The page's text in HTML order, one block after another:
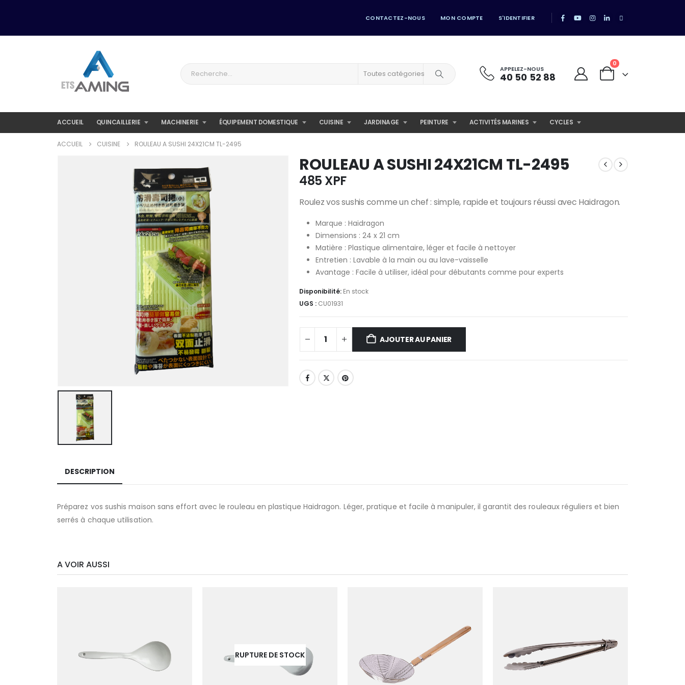
CONTACTEZ-NOUS MON COMPTE S'IDENTIFIER
Toutes catégories APPELEZ-NOUS
40 50 52 88
0
ACCUEIL QUINCAILLERIE MACHINERIE ÉQUIPEMENT DOMESTIQUE CUISINE JARDINAGE PEINTURE ACTIVITÉS MARINES CYCLES
ACCUEIL CUISINE ROULEAU A SUSHI 24X21CM TL-2495
ROULEAU A SUSHI 24X21CM TL-2495
485 XPF
Roulez vos sushis comme un chef : simple, rapide et toujours réussi avec Haidragon.
Marque : Haidragon
Dimensions : 24 x 21 cm
Matière : Plastique alimentaire, léger et facile à nettoyer
Entretien : Lavable à la main ou au lave-vaisselle
Avantage : Facile à utiliser, idéal pour débutants comme pour experts
Disponibilité: En stock
UGS : CU01931
AJOUTER AU PANIER
DESCRIPTION
Préparez vos sushis maison sans effort avec le rouleau en plastique Haidragon. Léger, pratique et facile à manipuler, il garantit des rouleaux réguliers et bien
serrés à chaque utilisation.
A VOIR AUSSI
RUPTURE DE STOCK